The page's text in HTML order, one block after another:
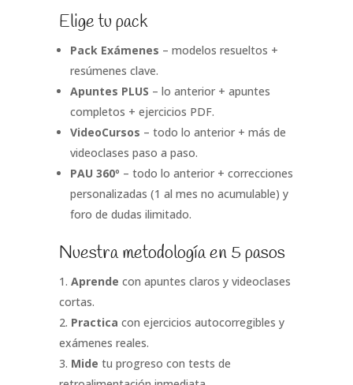
Elige tu pack
Pack Exámenes – modelos resueltos +
resúmenes clave.
Apuntes PLUS – lo anterior + apuntes
completos + ejercicios PDF.
VideoCursos – todo lo anterior + más de
videoclases paso a paso.
PAU 360º – todo lo anterior + correcciones
personalizadas (1 al mes no acumulable) y
foro de dudas ilimitado.
Nuestra metodología en 5 pasos
Aprende con apuntes claros y videoclases
cortas.
Practica con ejercicios autocorregibles y
exámenes reales.
Mide tu progreso con tests de